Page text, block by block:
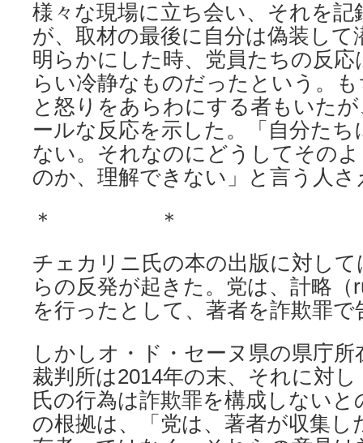
様々な現場に立ち会い、それを
が、取材の最後に自分は偽装し
明らかにした時、党員たちの反
らい冷静なものだったという。
と怒りをあらわにする者もいた
ールな反応を示した。「自分た
ない。それなのにどうしてその
のか、理解できない」と言う人さ
＊ ＊
チェカリニ氏の本の出版に対し
らの反発が起きた。党は、計略（
を行ったとして、著者を詐欺罪
しかしオ・ド・セーヌ県の県庁
裁判所は2014年の末、それに対
氏の行為は詐欺罪を構成しない
の根拠は、「党は、著者が収集し